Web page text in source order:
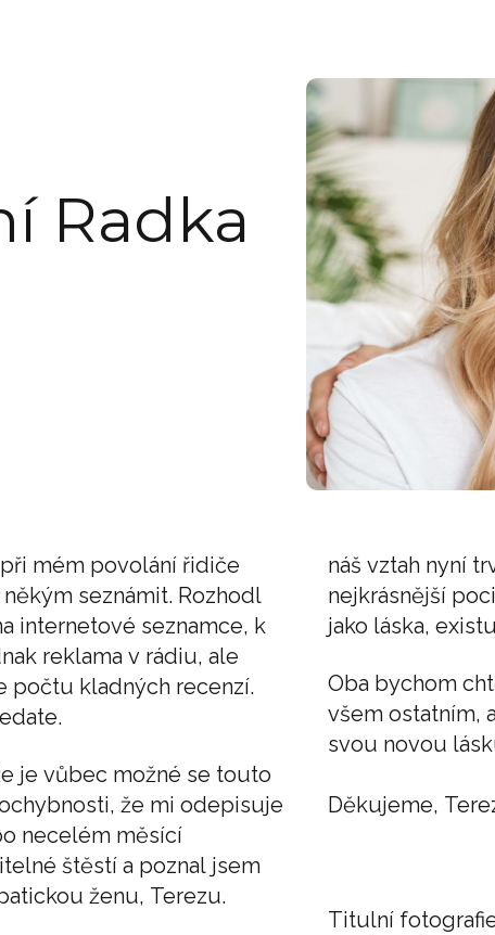
Radka
mém povolání řidiče
seznámit. Rozhodl
internetové seznamce, k
reklama v rádiu, ale
počtu kladných recenzí.
je vůbec možné se touto
že mi odepisuje
necelém měsící
štěstí a poznal jsem
ženu, Terezu.
náš vztah nyní
nejkrásnější
jako láska,
Oba bychom
všem ostatním,
svou novou
Děkujeme,
Titulní